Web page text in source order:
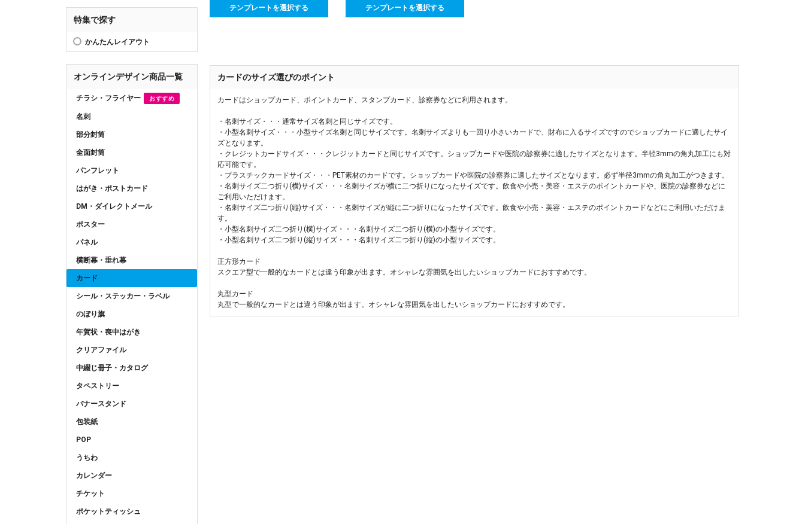
特集で探す
かんたんレイアウト
オンラインデザイン商品一覧
チラシ・フライヤー おすすめ
名刺
部分封筒
全面封筒
パンフレット
はがき・ポストカード
DM・ダイレクトメール
ポスター
パネル
横断幕・垂れ幕
カード
シール・ステッカー・ラベル
のぼり旗
年賀状・喪中はがき
クリアファイル
中綴じ冊子・カタログ
タペストリー
バナースタンド
包装紙
POP
うちわ
カレンダー
チケット
ポケットティッシュ
テンプレートを選択する テンプレートを選択する
カードのサイズ選びのポイント
カードはショップカード、ポイントカード、スタンプカード、診察券などに利用されます。
・名刺サイズ・・・通常サイズ名刺と同じサイズです。
・小型名刺サイズ・・・小型サイズ名刺と同じサイズです。名刺サイズよりも一回り小さいカードで、財布に入るサイズですのでショップカードに適したサイ
ズとなります。
・クレジットカードサイズ・・・クレジットカードと同じサイズです。ショップカードや医院の診察券に適したサイズとなります。半径3mmの角丸加工にも対
応可能です。
・プラスチックカードサイズ・・・PET素材のカードです。ショップカードや医院の診察券に適したサイズとなります。必ず半径3mmの角丸加工がつきます。
・名刺サイズ二つ折り(横)サイズ・・・名刺サイズが横に二つ折りになったサイズです。飲食や小売・美容・エステのポイントカードや、医院の診察券などに
ご利用いただけます。
・名刺サイズ二つ折り(縦)サイズ・・・名刺サイズが縦に二つ折りになったサイズです。飲食や小売・美容・エステのポイントカードなどにご利用いただけま
す。
・小型名刺サイズ二つ折り(横)サイズ・・・名刺サイズ二つ折り(横)の小型サイズです。
・小型名刺サイズ二つ折り(縦)サイズ・・・名刺サイズ二つ折り(縦)の小型サイズです。
正方形カード
スクエア型で一般的なカードとは違う印象が出ます。オシャレな雰囲気を出したいショップカードにおすすめです。
丸型カード
丸型で一般的なカードとは違う印象が出ます。オシャレな雰囲気を出したいショップカードにおすすめです。